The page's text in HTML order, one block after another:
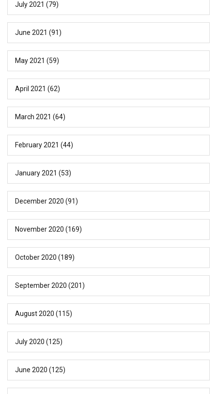
July 2021 (79)
June 2021 (91)
May 2021 (59)
April 2021 (62)
March 2021 (64)
February 2021 (44)
January 2021 (53)
December 2020 (91)
November 2020 (169)
October 2020 (189)
September 2020 (201)
August 2020 (115)
July 2020 (125)
June 2020 (125)